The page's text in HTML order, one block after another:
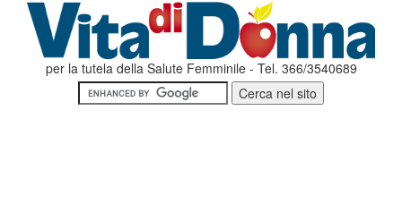
per la tutela della Salute Femminile - Tel. 366/3540689